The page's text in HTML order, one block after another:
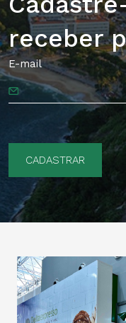
receber
E-mail
CADASTRAR